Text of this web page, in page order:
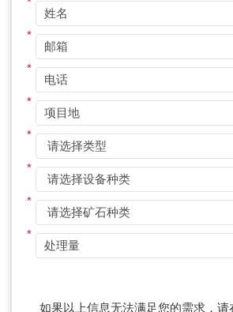
*
*
*
*
*
*
*
如果以上信息无法满足您的需求，